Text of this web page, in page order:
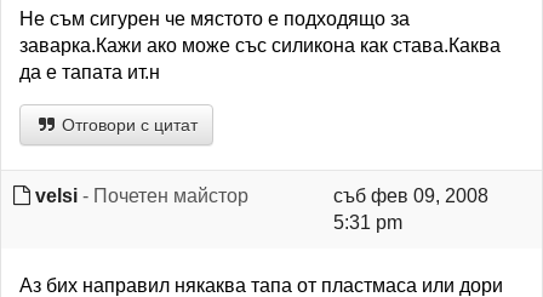
Не съм сигурен че мястото е подходящо за
заварка.Кажи ако може със силикона как става.Каква
да е тапата ит.н
Отговори с цитат
velsi - Почетен майстор
съб фев 09, 2008
5:31 pm
Аз бих направил някаква тапа от пластмаса или дори